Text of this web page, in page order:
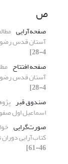
ص
صفحه‌آرایی
آستان قدس رضوی سده
4-28]
صفحه افتتاح
آستان قدس رضوی سده
4-28]
صندوق قبر
اسماعیل اول
صورت‌گرایی
کتاب‌آرایی دوران
46-61]